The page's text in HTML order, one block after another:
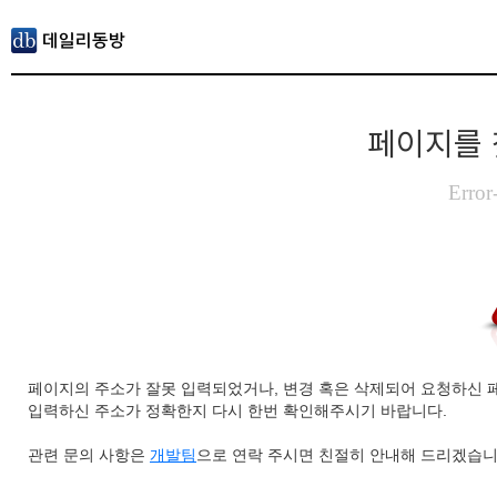
페이지를
페이지의 주소가 잘못 입력되었거나, 변경 혹은 삭제되어 요청하신
입력하신 주소가 정확한지 다시 한번 확인해주시기 바랍니다.
관련 문의 사항은 개발팀 으로 연락 주시면 친절히 안내해 드리겠습